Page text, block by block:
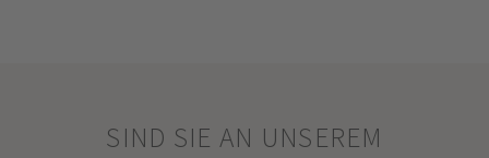
SIND SIE AN UNSEREM